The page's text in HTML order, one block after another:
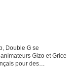
Double G se
Gizo et Grice
pour des